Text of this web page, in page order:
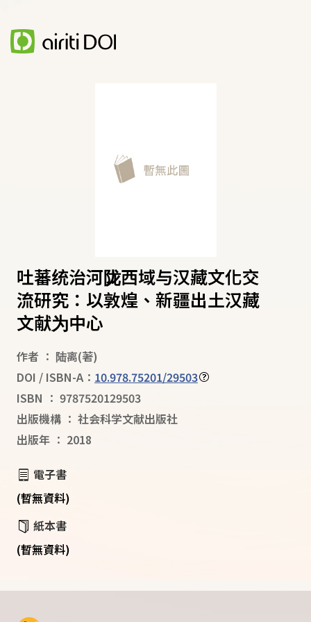
吐蕃统治河陇西域与汉藏文化交
流研究：以敦煌、新疆出土汉藏
文献为中心
作者 ： 陆离(著)
DOI / ISBN-A： 10.978.75201/29503
ISBN ： 9787520129503
出版機構 ： 社会科学文献出版社
出版年 ： 2018
電子書
(暫無資料)
紙本書
(暫無資料)